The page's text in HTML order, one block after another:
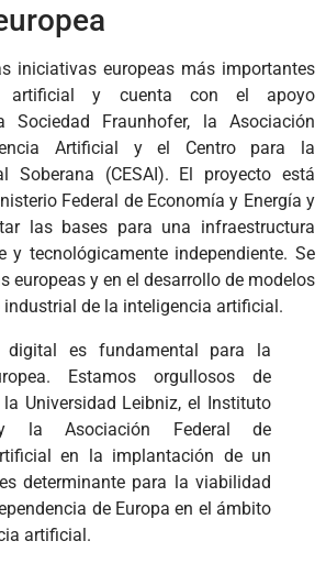
iniciativas europeas más importantes
artificial y cuenta con el apoyo
Sociedad Fraunhofer, la Asociación
Artificial y el Centro para la
Soberana (CESAI). El proyecto está
Federal de Economía y Energía y
las bases para una infraestructura
y tecnológicamente independiente. Se
europeas y en el desarrollo de modelos
de la inteligencia artificial.
digital es fundamental para la
Estamos orgullosos de
Universidad Leibniz, el Instituto
y la Asociación Federal de
en la implantación de un
determinante para la viabilidad
de Europa en el ámbito
artificial.